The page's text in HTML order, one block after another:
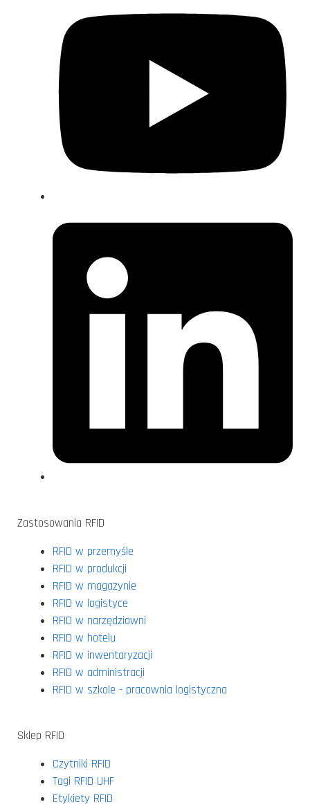
Zastosowania RFID
RFID w przemyśle
RFID w produkcji
RFID w magazynie
RFID w logistyce
RFID w narzędziowni
RFID w hotelu
RFID w inwentaryzacji
RFID w administracji
RFID w szkole - pracownia logistyczna
Sklep RFID
Czytniki RFID
Tagi RFID UHF
Etykiety RFID